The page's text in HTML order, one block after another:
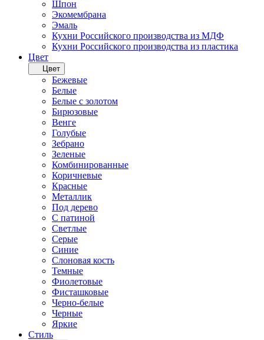
Шпон
Экомембрана
Эмаль
Кухни Российского производства из МДФ
Кухни Российского производства из пластика
Цвет
Цвет
Бежевые
Белые
Белые с золотом
Бирюзовые
Венге
Голубые
Зебрано
Зеленые
Комбинированные
Коричневые
Красные
Металлик
Под дерево
С патиной
Светлые
Серые
Синие
Слоновая кость
Темные
Фиолетовые
Фисташковые
Черно-белые
Черные
Яркие
Стиль